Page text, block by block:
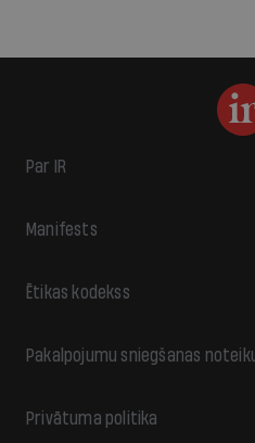
Par IR
Manifests
Ētikas kodekss
Pakalpojumu sniegšanas
Privātuma politika